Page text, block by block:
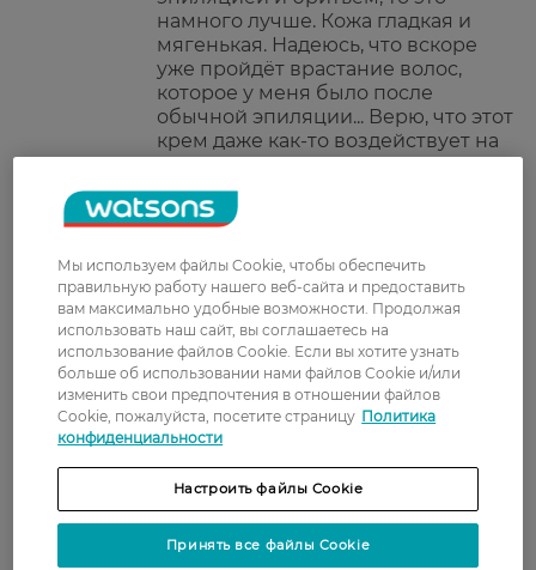
намного лучше. Кожа гладкая и
мягенькая. Надеюсь, что вскоре
уже пройдёт врастание волос,
которое у меня было после
обычной эпиляции... Верю, что этот
крем даже как-то воздействует на
Ірина
9 февраля, 2022
Якісний, недорогий крем. Дуже
slana
8 февраля, 2022
не понравился, вызвал
раздражение
Natali
27 декабря, 2021
Крем хороший, с задачей
справляется хорошо, но нужно
Oksanka
21 декабря, 2021
Мне крем для депиляции Эвелин
нравится больше других. Быстро,
удобно, не раздражает кожу (если
Мы используем файлы Cookie, чтобы обеспечить
правильную работу нашего веб-сайта и предоставить
вам максимально удобные возможности. Продолжая
использовать наш сайт, вы соглашаетесь на
использование файлов Cookie. Если вы хотите узнать
больше об использовании нами файлов Cookie и/или
изменить свои предпочтения в отношении файлов
Cookie, пожалуйста, посетите страницу Политика
конфиденциальности
Настроить файлы Cookie
Принять все файлы Cookie